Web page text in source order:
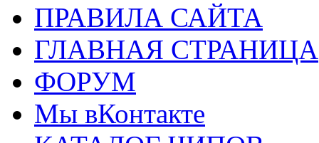
ПРАВИЛА САЙТА
ГЛАВНАЯ СТРАНИЦА
ФОРУМ
Мы вКонтакте